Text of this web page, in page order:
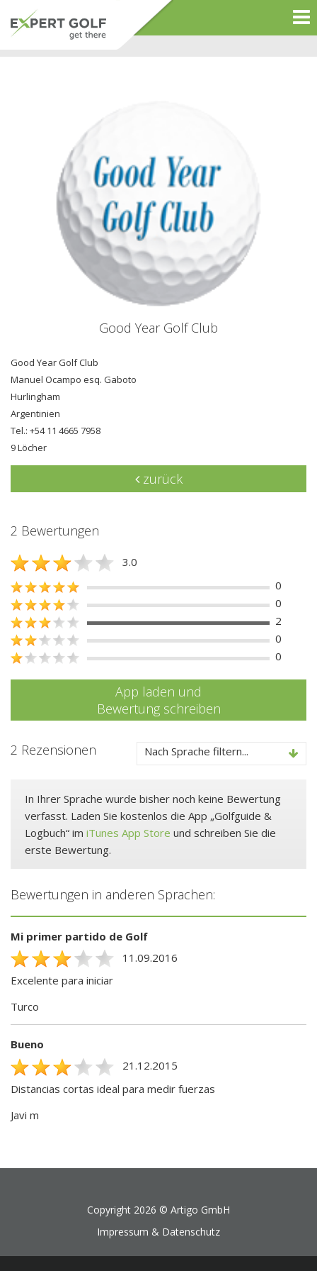
Good Year Golf Club
Good Year Golf Club
Manuel Ocampo esq. Gaboto
Hurlingham
Argentinien
Tel.: +54 11 4665 7958
9 Löcher
zurück
2 Bewertungen
3.0
0
0
2
0
0
App laden und
Bewertung schreiben
2 Rezensionen Nach Sprache filtern...
In Ihrer Sprache wurde bisher noch keine Bewertung
verfasst. Laden Sie kostenlos die App „Golfguide &
Logbuch“ im iTunes App Store und schreiben Sie die
erste Bewertung.
Bewertungen in anderen Sprachen:
Mi primer partido de Golf
11.09.2016
Excelente para iniciar
Turco
Bueno
21.12.2015
Distancias cortas ideal para medir fuerzas
Javi m
Copyright 2026 © Artigo GmbH
Impressum & Datenschutz